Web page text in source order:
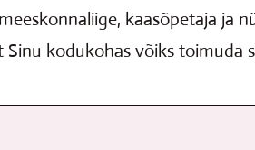
kaasõpetaja ja
kodukohas võiks